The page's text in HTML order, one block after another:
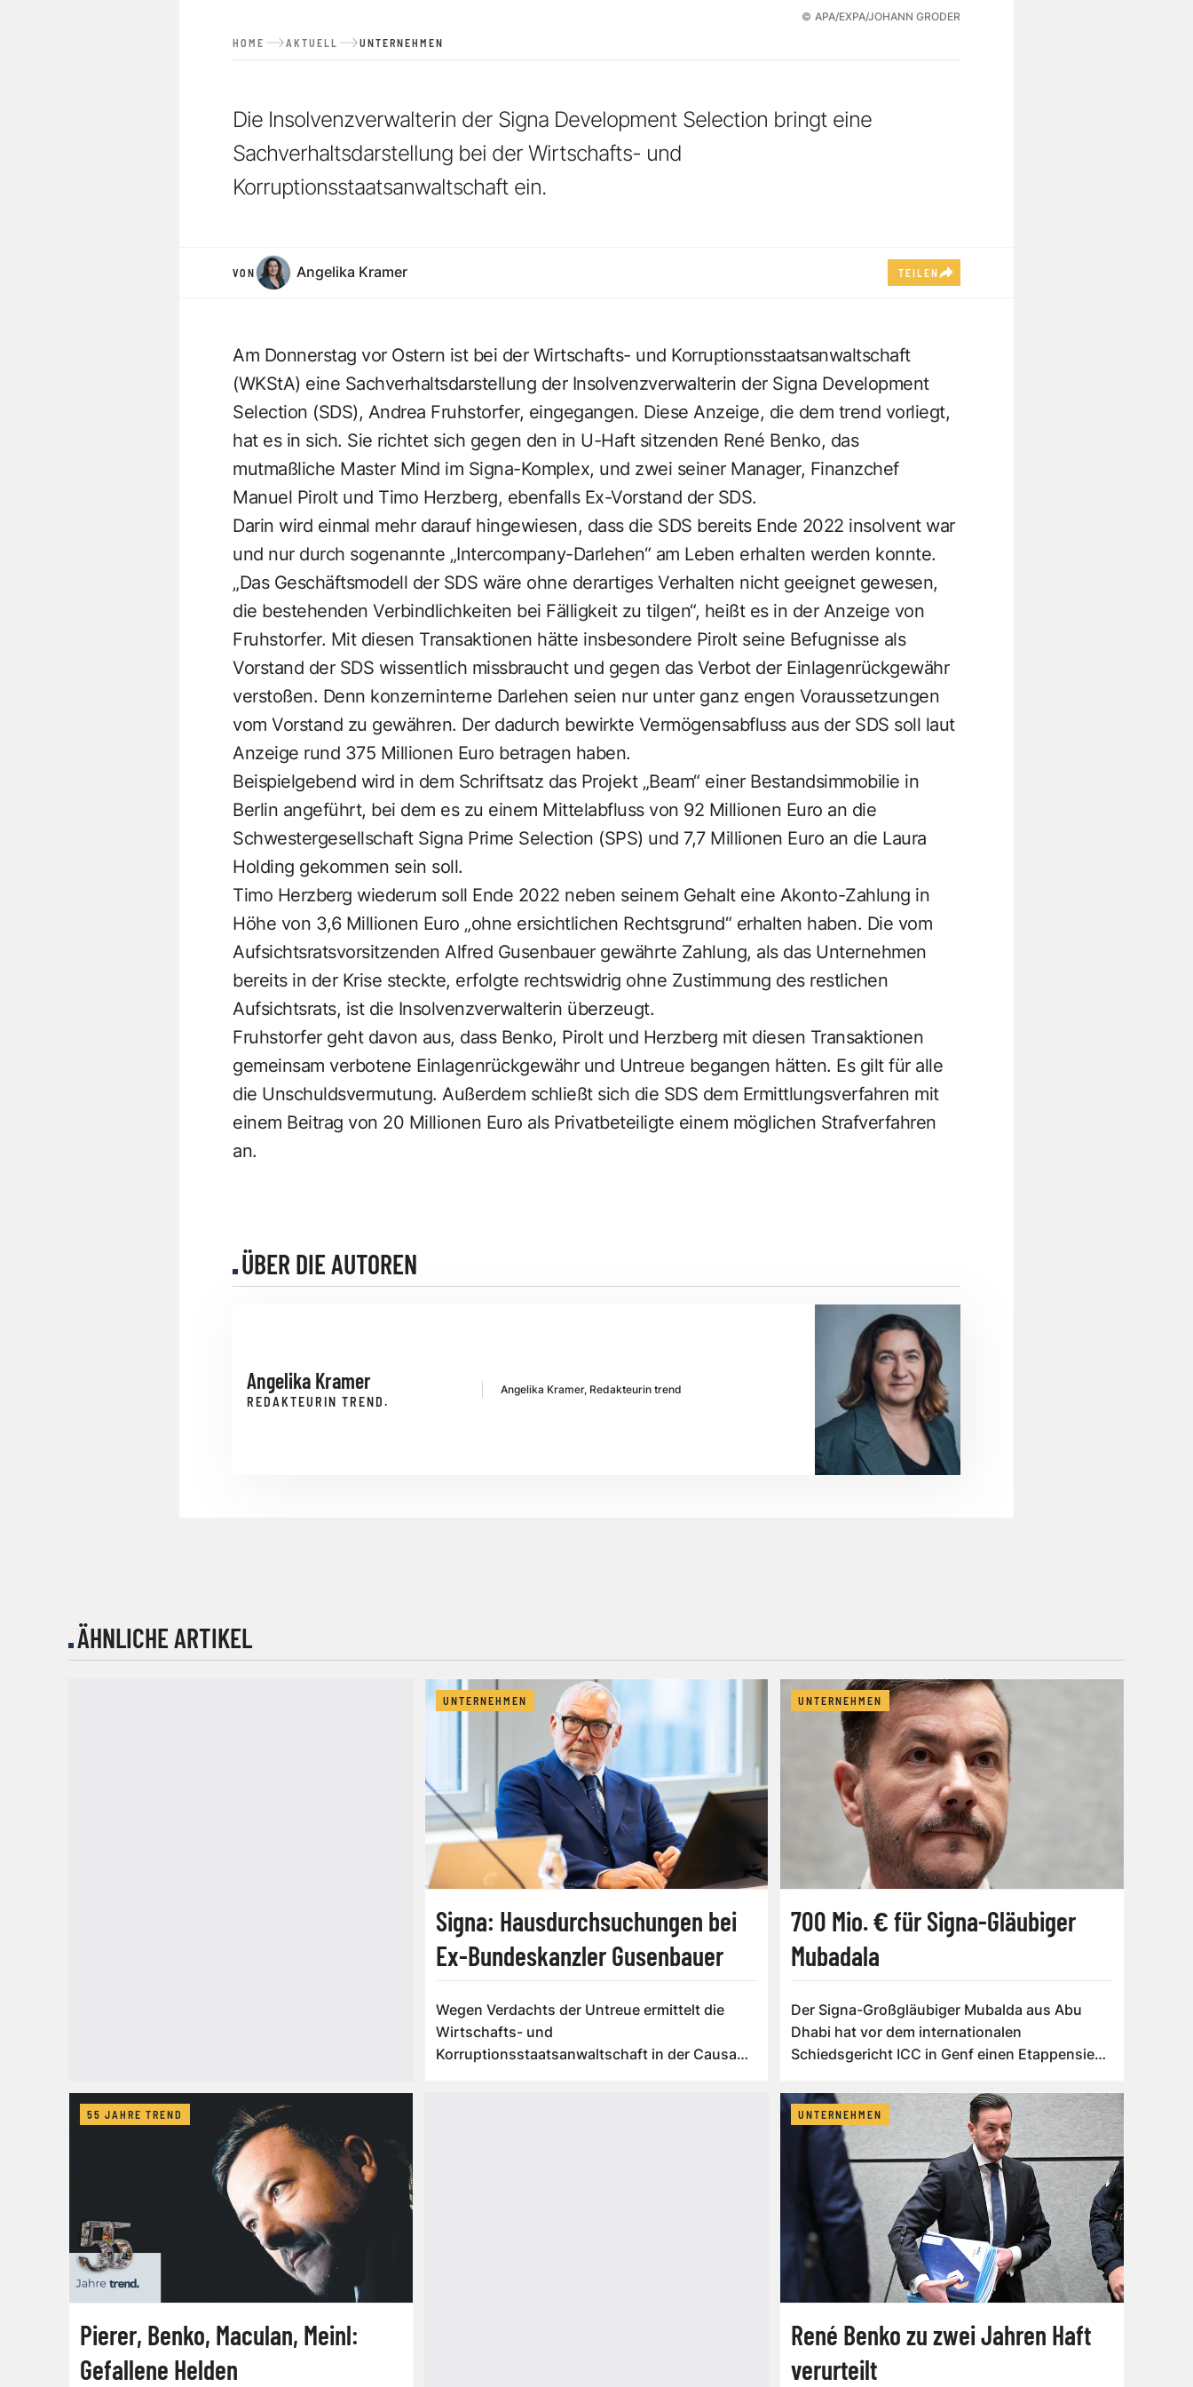
© APA/EXPA/JOHANN GRODER
HOME AKTUELL UNTERNEHMEN
Die Insolvenzverwalterin der Signa Development Selection bringt eine
Sachverhaltsdarstellung bei der Wirtschafts- und
Korruptionsstaatsanwaltschaft ein.
VON Angelika Kramer TEILEN
Am Donnerstag vor Ostern ist bei der Wirtschafts- und Korruptionsstaatsanwaltschaft
(WKStA) eine Sachverhaltsdarstellung der Insolvenzverwalterin der Signa Development
Selection (SDS), Andrea Fruhstorfer, eingegangen. Diese Anzeige, die dem trend vorliegt,
hat es in sich. Sie richtet sich gegen den in U-Haft sitzenden René Benko, das
mutmaßliche Master Mind im Signa-Komplex, und zwei seiner Manager, Finanzchef
Manuel Pirolt und Timo Herzberg, ebenfalls Ex-Vorstand der SDS.
Darin wird einmal mehr darauf hingewiesen, dass die SDS bereits Ende 2022 insolvent war
und nur durch sogenannte „Intercompany-Darlehen“ am Leben erhalten werden konnte.
„Das Geschäftsmodell der SDS wäre ohne derartiges Verhalten nicht geeignet gewesen,
die bestehenden Verbindlichkeiten bei Fälligkeit zu tilgen“, heißt es in der Anzeige von
Fruhstorfer. Mit diesen Transaktionen hätte insbesondere Pirolt seine Befugnisse als
Vorstand der SDS wissentlich missbraucht und gegen das Verbot der Einlagenrückgewähr
verstoßen. Denn konzerninterne Darlehen seien nur unter ganz engen Voraussetzungen
vom Vorstand zu gewähren. Der dadurch bewirkte Vermögensabfluss aus der SDS soll laut
Anzeige rund 375 Millionen Euro betragen haben.
Beispielgebend wird in dem Schriftsatz das Projekt „Beam“ einer Bestandsimmobilie in
Berlin angeführt, bei dem es zu einem Mittelabfluss von 92 Millionen Euro an die
Schwestergesellschaft Signa Prime Selection (SPS) und 7,7 Millionen Euro an die Laura
Holding gekommen sein soll.
Timo Herzberg wiederum soll Ende 2022 neben seinem Gehalt eine Akonto-Zahlung in
Höhe von 3,6 Millionen Euro „ohne ersichtlichen Rechtsgrund“ erhalten haben. Die vom
Aufsichtsratsvorsitzenden Alfred Gusenbauer gewährte Zahlung, als das Unternehmen
bereits in der Krise steckte, erfolgte rechtswidrig ohne Zustimmung des restlichen
Aufsichtsrats, ist die Insolvenzverwalterin überzeugt.
Fruhstorfer geht davon aus, dass Benko, Pirolt und Herzberg mit diesen Transaktionen
gemeinsam verbotene Einlagenrückgewähr und Untreue begangen hätten. Es gilt für alle
die Unschuldsvermutung. Außerdem schließt sich die SDS dem Ermittlungsverfahren mit
einem Beitrag von 20 Millionen Euro als Privatbeteiligte einem möglichen Strafverfahren
an.
ÜBER DIE AUTOREN
Angelika Kramer
REDAKTEURIN TREND.
Angelika Kramer, Redakteurin trend
ÄHNLICHE ARTIKEL
UNTERNEHMEN
Signa: Hausdurchsuchungen bei
Ex-Bundeskanzler Gusenbauer
Wegen Verdachts der Untreue ermittelt die
Wirtschafts- und
Korruptionsstaatsanwaltschaft in der Causa
UNTERNEHMEN
700 Mio. € für Signa-Gläubiger
Mubadala
Der Signa-Großgläubiger Mubalda aus Abu
Dhabi hat vor dem internationalen
Schiedsgericht ICC in Genf einen Etappensieg
55 JAHRE TREND
Pierer, Benko, Maculan, Meinl:
Gefallene Helden
UNTERNEHMEN
René Benko zu zwei Jahren Haft
verurteilt